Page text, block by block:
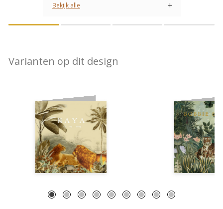
Bekijk alle
Varianten op dit design